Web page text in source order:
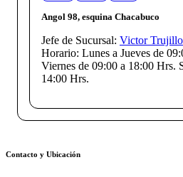
Angol 98, esquina Chacabuco
Jefe de Sucursal: Victor Trujillo
Horario: Lunes a Jueves de
Viernes de 09:00 a 18:00 Hrs.
14:00 Hrs.
Contacto y Ubicación